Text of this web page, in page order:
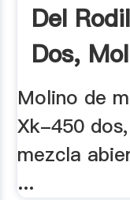
Del
Dos,
Molino de
Xk-450
mezcla
...